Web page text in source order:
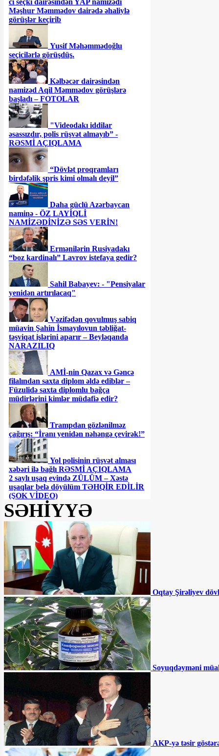
ci seçki dairəsindən YAP namizədi
Məşhur Məmmədov dairədə əhaliylə
görüşlər keçirib
Yusif Məhəmmədoğlu
seçicilərlə görüşdüş.
Kəlbəcər dairəsindən
namizəd Aqil Məmmədov görüşlərə
başladı – FOTOLAR
"Videodakı iddilar
əsassızdır, polis rüşvət almayıb” -
RƏSMİ AÇIQLAMA
“Dövlət proqramları
birdəfəlik şpris kimi olmalı deyil”
Daha güclü Azərbaycan
naminə - ÖZ LAYİQLİ
NAMİZƏDİNİZƏ SƏS VERİN!
Ermənilərin Rusiyadakı
“boz kardinalı” Lavrov istefaya gedir?
Sahil Babayev: - "Pensiyalar
yenidən artırılacaq"
Vəzifədən qovulmuş sabiq
müavin Şahin İsmayılovun təbliğat-
təşviqat işlərini aparır – Beyləqanda
NARAZILIQ
AMİ-nin Qazax və Gəncə
filalından saxta diplom əldə ediblər –
Füzulidə saxta diplomlu bağça
müdirlərini kimlər müdafiə edir?
Trampdan gözlənilməz
çağırış: “İranı yenidən nəhəngə çevirək!”
Yol polisinin rüşvət alması
xəbəri ilə bağlı RƏSMİ AÇIQLAMA
2 saylı uşaq evində ZÜLÜM – Xəstə
uşaqlar belə döyülüm TƏHQİR EDİLİR
(ŞOK VİDEO)
Ceyhun Bayramovdan yeni
TƏYİNAT
Azərbaycanın UEFA-nın
Feyr-Pley reytinqində yeri AÇIQLANIB
Azərbaycanda QHT sədri
DƏHŞƏTLİ QƏZADA öldü
Müdafiə nazirin kortejinə
hücum olundu - ÖLƏNLƏR VAR
Sürücülərin NƏZƏRİNƏ:
Bu ərazilərdə radara düşmüsünüzsə, ləğv
İki qurum birləşdirilir,
Samir Şərifov yola salınır - Şok təfərrüat
Səhiyyədə “şəkər
müəmması” - Pulsuz verilsə də...
SƏHİYYƏ
Oqtay Şirəliyev
Soyuqdəyməni
AKP-yə təsir